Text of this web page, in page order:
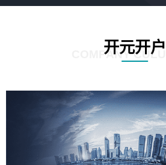
开元开户
COMPANY